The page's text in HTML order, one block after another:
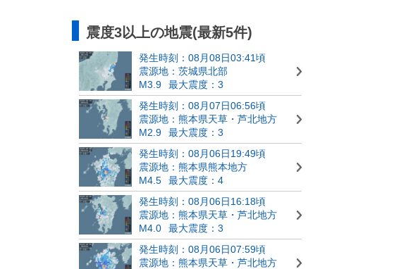
震度3以上の地震(最新5件)
発生時刻：08月08日03:41頃
震源地：茨城県北部
M3.9
最大震度：3
発生時刻：08月07日06:56頃
震源地：熊本県天草・芦北地方
M2.9
最大震度：3
発生時刻：08月06日19:49頃
震源地：熊本県熊本地方
M4.5
最大震度：4
発生時刻：08月06日16:18頃
震源地：熊本県天草・芦北地方
M4.0
最大震度：3
発生時刻：08月06日07:59頃
震源地：熊本県天草・芦北地方